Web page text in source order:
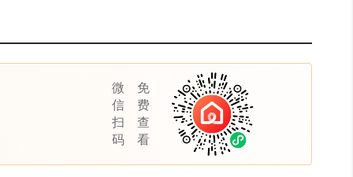
微
信
扫
码
免
费
查
看